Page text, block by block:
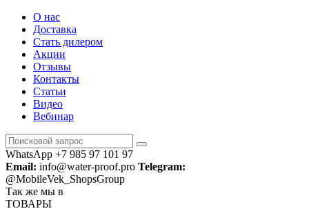
О нас
Доставка
Стать дилером
Акции
Отзывы
Контакты
Статьи
Видео
Вебинар
WhatsApp +7 985 97 101 97
Email: info@water-proof.pro Telegram:
@MobileVek_ShopsGroup
Так же мы в
ТОВАРЫ